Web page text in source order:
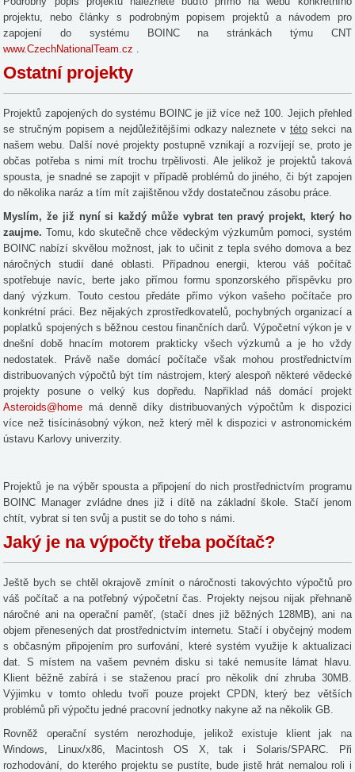
projektu, nebo články s podrobným popisem projektů a návodem pro
zapojení do systému BOINC na stránkách týmu CNT
www.CzechNationalTeam.cz .
Ostatní projekty
Projektů zapojených do systému BOINC je již více než 100. Jejich přehled
se stručným popisem a nejdůležitějšími odkazy naleznete v tétosekci na
našem webu. Další nové projekty postupně vznikají a rozvíjejí se, proto je
občas potřeba s nimi mít trochu trpělivosti. Ale jelikož je projektů taková
spousta, je snadné se zapojit v případě problémů do jiného, či být zapojen
do několika naráz a tím mít zajištěnou vždy dostatečnou zásobu práce.
Myslím, že již nyní si každý může vybrat ten pravý projekt, který ho
zaujme. Tomu, kdo skutečně chce vědeckým výzkumům pomoci, systém
BOINC nabízí skvělou možnost, jak to učinit z tepla svého domova a bez
náročných studií dané oblasti. Případnou energii, kterou váš počítač
spotřebuje navíc, berte jako přímou formu sponzorského příspěvku pro
daný výzkum. Touto cestou předáte přímo výkon vašeho počítače pro
konkrétní práci. Bez nějakých zprostředkovatelů, pochybných organizací a
poplatků spojených s běžnou cestou finančních darů. Výpočetní výkon je v
dnešní době hnacím motorem prakticky všech výzkumů a je ho vždy
nedostatek. Právě naše domácí počítače však mohou prostřednictvím
distribuovaných výpočtů být tím nástrojem, který alespoň některé vědecké
projekty posune o velký kus dopředu. Například náš domácí projekt
Asteroids@home má denně díky distribuovaných výpočtům k dispozici
více než tisícinásobný výkon, než který měl k dispozici v astronomickém
ústavu Karlovy univerzity.
Projektů je na výběr spousta a připojení do nich prostřednictvím programu
BOINC Manager zvládne dnes již i dítě na základní škole. Stačí jenom
chtít, vybrat si ten svůj a pustit se do toho s námi.
Jaký je na výpočty třeba počítač?
Ještě bych se chtěl okrajově zmínit o náročnosti takovýchto výpočtů pro
váš počítač a na potřebný výpočetní čas. Projekty nejsou nijak přehnaně
náročné ani na operační paměť, (stačí dnes již běžných 128MB), ani na
objem přenesených dat prostřednictvím internetu. Stačí i obyčejný modem
s občasným připojením pro surfování, které systém využije k aktualizaci
dat. S místem na vašem pevném disku si také nemusíte lámat hlavu.
Klient běžně zabírá i se staženou prací pro několik dní zhruba 30MB.
Výjimku v tomto ohledu tvoří pouze projekt CPDN, který bez větších
problémů při výpočtu jedné pracovní jednotky nakyne až na několik GB.
Rovněž operační systém nerozhoduje, jelikož existuje klient jak na
Windows, Linux/x86, Macintosh OS X, tak i Solaris/SPARC. Při
rozhodování, do kterého projektu se pustíte, bude jistě hrát nemalou roli i